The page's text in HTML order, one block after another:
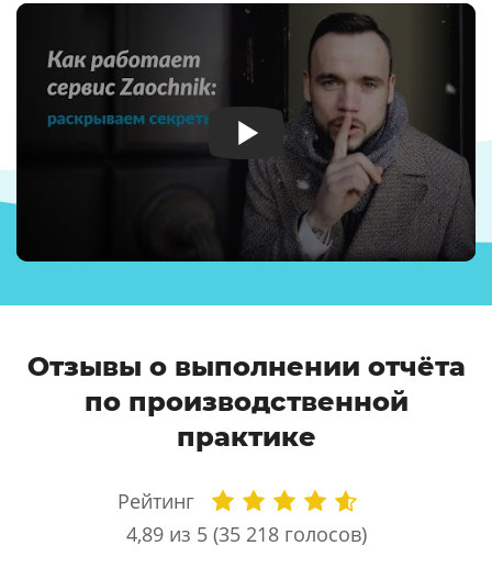
Отзывы о выполнении отчёта
по производственной
практике
Рейтинг
4,89 из 5 (35 218голосов)